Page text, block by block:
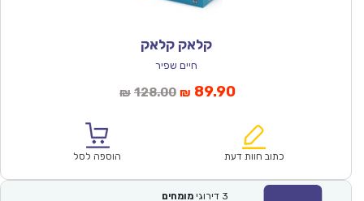
קלאק קלאק
חיים שפיר
₪ 128.00המחיר
₪128.00.
₪ 89.90המחיר
הוא:
כתוב חוות דעת הוספה לסל
3 דירוגי מומחים